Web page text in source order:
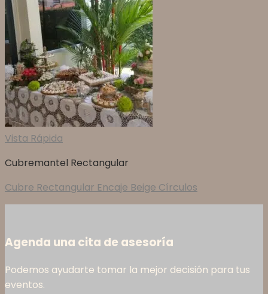
Vista Rápida
Cubremantel Rectangular
Cubre Rectangular Encaje Beige Círculos
Agenda una cita de asesoría
Podemos ayudarte tomar la mejor decisión para tus
eventos.